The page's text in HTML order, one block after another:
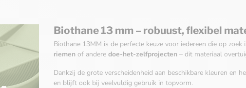
Biothane 13 mm – robuust, flexibel
Biothane 13MM is de perfecte keuze voor iedereen die op
riemen of andere doe-het-zelfprojecten – dit materiaal
Dankzij de grote verscheidenheid aan beschikbare kleuren en
en blijft ook bij veelvuldig gebruik in topvorm.